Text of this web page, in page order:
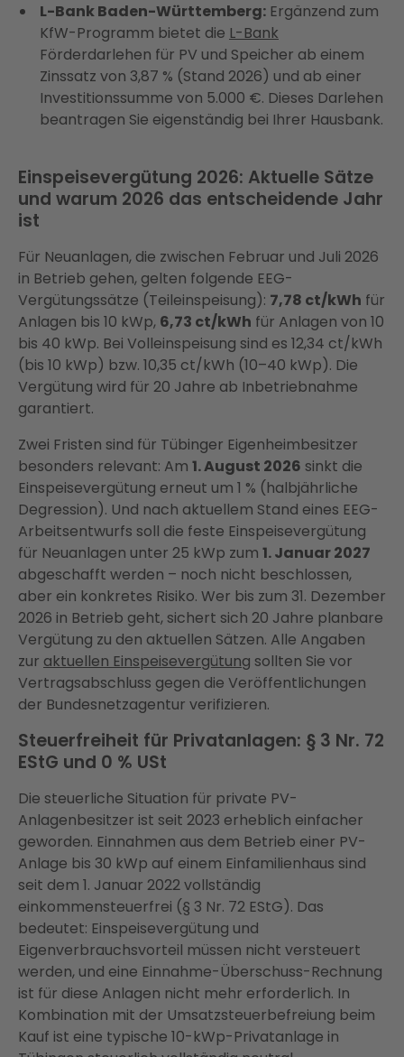
L-Bank Baden-Württemberg: Ergänzend zum
KfW-Programm bietet die L-Bank
Förderdarlehen für PV und Speicher ab einem
Zinssatz von 3,87 % (Stand 2026) und ab einer
Investitionssumme von 5.000 €. Dieses Darlehen
beantragen Sie eigenständig bei Ihrer Hausbank.
Einspeisevergütung 2026: Aktuelle Sätze
und warum 2026 das entscheidende Jahr
ist
Für Neuanlagen, die zwischen Februar und Juli 2026
in Betrieb gehen, gelten folgende EEG-
Vergütungssätze (Teileinspeisung): 7,78 ct/kWh für
Anlagen bis 10 kWp, 6,73 ct/kWh für Anlagen von 10
bis 40 kWp. Bei Volleinspeisung sind es 12,34 ct/kWh
(bis 10 kWp) bzw. 10,35 ct/kWh (10–40 kWp). Die
Vergütung wird für 20 Jahre ab Inbetriebnahme
garantiert.
Zwei Fristen sind für Tübinger Eigenheimbesitzer
besonders relevant: Am 1. August 2026 sinkt die
Einspeisevergütung erneut um 1 % (halbjährliche
Degression). Und nach aktuellem Stand eines EEG-
Arbeitsentwurfs soll die feste Einspeisevergütung
für Neuanlagen unter 25 kWp zum 1. Januar 2027
abgeschafft werden – noch nicht beschlossen,
aber ein konkretes Risiko. Wer bis zum 31. Dezember
2026 in Betrieb geht, sichert sich 20 Jahre planbare
Vergütung zu den aktuellen Sätzen. Alle Angaben
zur aktuellen Einspeisevergütung sollten Sie vor
Vertragsabschluss gegen die Veröffentlichungen
der Bundesnetzagentur verifizieren.
Steuerfreiheit für Privatanlagen: § 3 Nr. 72
EStG und 0 % USt
Die steuerliche Situation für private PV-
Anlagenbesitzer ist seit 2023 erheblich einfacher
geworden. Einnahmen aus dem Betrieb einer PV-
Anlage bis 30 kWp auf einem Einfamilienhaus sind
seit dem 1. Januar 2022 vollständig
einkommensteuerfrei (§ 3 Nr. 72 EStG). Das
bedeutet: Einspeisevergütung und
Eigenverbrauchsvorteil müssen nicht versteuert
werden, und eine Einnahme-Überschuss-Rechnung
ist für diese Anlagen nicht mehr erforderlich. In
Kombination mit der Umsatzsteuerbefreiung beim
Kauf ist eine typische 10-kWp-Privatanlage in